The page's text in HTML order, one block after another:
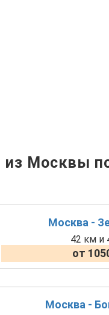
Москвы
Москва -
42 км и
от
Москва -